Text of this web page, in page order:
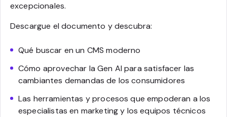
excepcionales.
Descargue el documento y descubra:
Qué buscar en un CMS moderno
Cómo aprovechar la Gen AI para satisfacer las
cambiantes demandas de los consumidores
Las herramientas y procesos que empoderan a los
especialistas en marketing y los equipos técnicos